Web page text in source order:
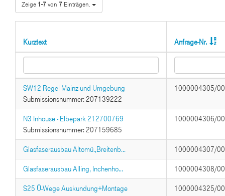
Zeige 1-7von 7 Einträgen.
Kurztext Anfrage-Nr.
SW12 Regel Mainz und Umgebung
Submissionsnummer: 207139222
1000004305/
N3 Inhouse - Elbepark 212700769
Submissionsnummer: 207159685
1000004306/
Glasfaserausbau Altomü.,Breitenb... 1000004307/
Glasfaserausbau Alling, Inchenho... 1000004308/
S25 Ü-Wege Auskundung+Montage 1000004325/